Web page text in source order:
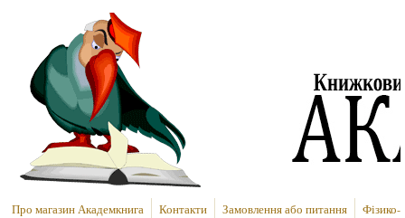
Перейти до основного вмісту
Про магазин Академкнига Контакти Замовлення або питання
Фізико-